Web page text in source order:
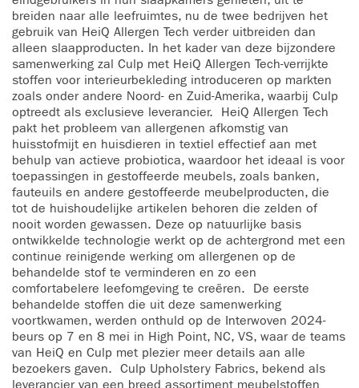
breiden naar alle leefruimtes, nu de twee bedrijven het
gebruik van HeiQ Allergen Tech verder uitbreiden dan
alleen slaapproducten. In het kader van deze bijzondere
samenwerking zal Culp met HeiQ Allergen Tech-verrijkte
stoffen voor interieurbekleding introduceren op markten
zoals onder andere Noord- en Zuid-Amerika, waarbij Culp
optreedt als exclusieve leverancier. HeiQ Allergen Tech
pakt het probleem van allergenen afkomstig van
huisstofmijt en huisdieren in textiel effectief aan met
behulp van actieve probiotica, waardoor het ideaal is voor
toepassingen in gestoffeerde meubels, zoals banken,
fauteuils en andere gestoffeerde meubelproducten, die
tot de huishoudelijke artikelen behoren die zelden of
nooit worden gewassen. Deze op natuurlijke basis
ontwikkelde technologie werkt op de achtergrond met een
continue reinigende werking om allergenen op de
behandelde stof te verminderen en zo een
comfortabelere leefomgeving te creëren. De eerste
behandelde stoffen die uit deze samenwerking
voortkwamen, werden onthuld op de Interwoven 2024-
beurs op 7 en 8 mei in High Point, NC, VS, waar de teams
van HeiQ en Culp met plezier meer details aan alle
bezoekers gaven. Culp Upholstery Fabrics, bekend als
leverancier van een breed assortiment meubelstoffen